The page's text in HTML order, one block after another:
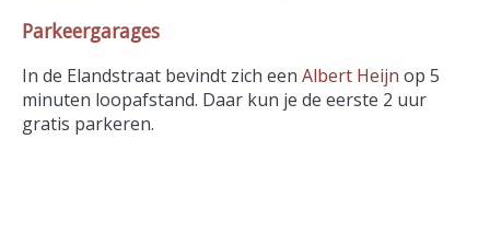
Parkeergarages
In de Elandstraat bevindt zich een Albert Heijn op 5
minuten loopafstand. Daar kun je de eerste 2 uur
gratis parkeren.